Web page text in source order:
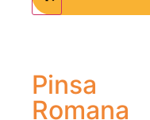
Pinsa
Romana